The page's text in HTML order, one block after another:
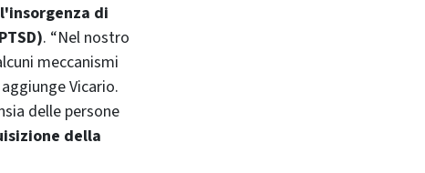
di
. “Nel nostro
meccanismi
Vicario.
delle persone
della